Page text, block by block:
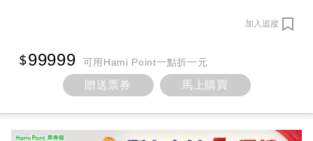
加入追蹤
99999 可用Hami Point一點折一元
贈送票券 馬上購買